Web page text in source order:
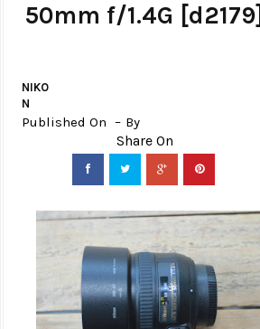
50mm f/1.4G [d2179]
NIKO
N
Published On By